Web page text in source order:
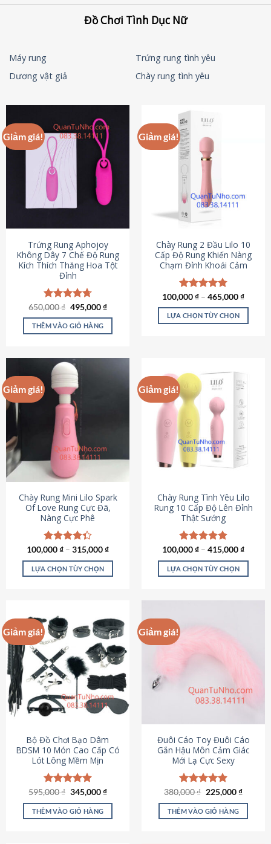
Đồ Chơi Tình Dục Nữ
Máy rung
Trứng rung tình yêu
Dương vật giả
Chày rung tình yêu
Giảm giá!
Trứng Rung Aphojoy
Không Dây 7 Chế Độ Rung
Kích Thích Thăng Hoa Tột
Đỉnh
Được xếp
hạng4.72
5 sao
650,000₫ Giá
là:
650,000 ₫.
495,000₫Giá
tại
495,000 ₫.
THÊM VÀO GIỎ HÀNG
Giảm giá!
Chày Rung 2 Đầu Lilo 10
Cấp Độ Rung Khiến Nàng
Chạm Đỉnh Khoái Cảm
Được xếp
hạng4.80
5 sao
100,000₫ – 465,000₫
LỰA CHỌN TÙY CHỌN
nhiều
biến
thể.
Các
chọn
thể
chọn
trên
trang
sản
phẩm
Giảm giá!
Chày Rung Mini Lilo Spark
Of Love Rung Cực Đã,
Nàng Cực Phê
Được xếp
hạng4.33
5 sao
100,000₫ – 315,000₫
LỰA CHỌN TÙY CHỌN
có
nhiều
biến
thể.
Các
tùy
chọn
có
chọn
trên
trang
sản
phẩm
Giảm giá!
Chày Rung Tình Yêu Lilo
Rung 10 Cấp Độ Lên Đỉnh
Thật Sướng
Được xếp
hạng4.94
5 sao
100,000₫ – 415,000₫
LỰA CHỌN TÙY CHỌN
biến
thể.
chọn
chọn
trên
trang
sản
phẩm
Giảm giá!
Bộ Đồ Chơi Bạo Dâm
BDSM 10 Món Cao Cấp Có
Lót Lông Mềm Mịn
Được xếp
hạng4.88
5 sao
595,000₫ Giá
là:
595,000 ₫.
345,000₫Giá
tại
THÊM VÀO GIỎ HÀNG
Giảm giá!
Đuôi Cáo Toy Đuôi Cáo
Gắn Hậu Môn Cảm Giác
Mới Lạ Cực Sexy
Được xếp
hạng4.88
5 sao
380,000₫ Giá
là:
380,000 ₫.
225,000₫Giá
tại
THÊM VÀO GIỎ HÀNG